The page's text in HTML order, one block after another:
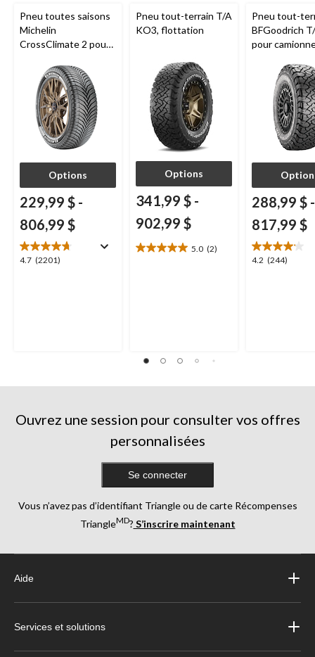
Pneu toutes saisons
Michelin
CrossClimate 2 pour
et multisegments
Options
229,99 $ -
806,99 $
4.7 (2201)
4.7
Pneu tout-terrain T/A
KO3, flottation
Options
341,99 $ -
902,99 $
5.0 (2)
5.0
Pneu tout-
BFGoodrich
pour
288,99 $ -
817,99 $
4.2 (244)
4.2
Ouvrez une session pour consulter vos offres
personnalisées
Se connecter
Vous n’avez pas d’identifiant Triangle ou de carte Récompenses
TriangleMD? S’inscrire maintenant
Aide
Services et solutions